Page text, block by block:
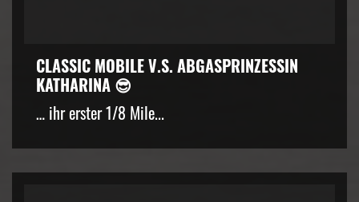
CLASSIC MOBILE V.S. ABGASPRINZESSIN
KATHARINA 😎
… ihr erster 1/8 Mile...